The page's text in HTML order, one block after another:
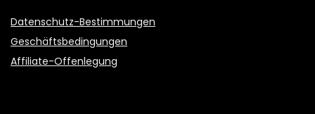
Datenschutz-Bestimmungen
Geschäftsbedingungen
Affiliate-Offenlegung